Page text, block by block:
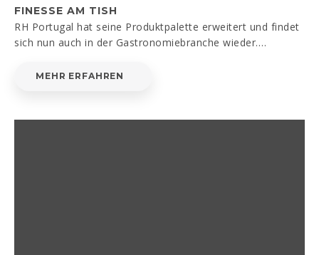
FINESSE AM TISH
RH Portugal hat seine Produktpalette erweitert und findet
sich nun auch in der Gastronomiebranche wieder.…
MEHR ERFAHREN